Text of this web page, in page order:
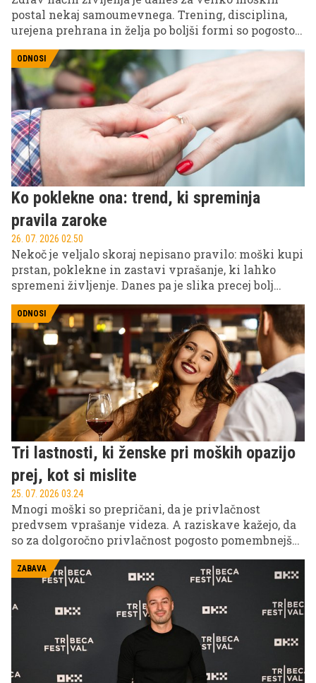
postal nekaj samoumevnega. Trening, disciplina,
urejena prehrana in želja po boljši formi so pogosto
samonadzora.
ODNOSI
Ko poklekne ona: trend, ki spreminja
pravila zaroke
26. 07. 2026 02.50
Nekoč je veljalo skoraj nepisano pravilo: moški kupi
prstan, poklekne in zastavi vprašanje, ki lahko
spremeni življenje. Danes pa je slika precej bolj
več posnetkov, na katerih so prav ženske tiste, ki
organizirajo zaroko in zaprosijo svojega partnerja.
ODNOSI
Tri lastnosti, ki ženske pri moških opazijo
prej, kot si mislite
25. 07. 2026 03.24
Mnogi moški so prepričani, da je privlačnost
predvsem vprašanje videza. A raziskave kažejo, da
so za dolgoročno privlačnost pogosto pomembnejše
ali drag avtomobil.
ZABAVA